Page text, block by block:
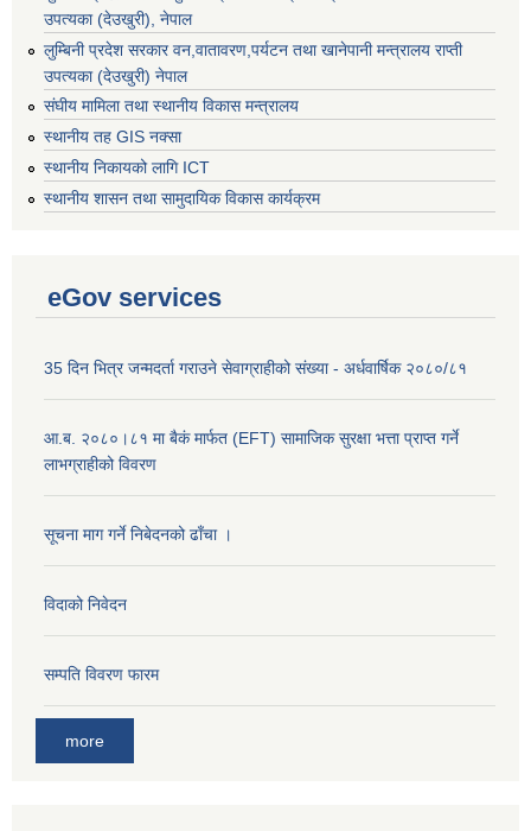
उपत्यका (देउखुरी), नेपाल
लुम्बिनी प्रदेश सरकार वन,वातावरण,पर्यटन तथा खानेपानी मन्त्रालय राप्ती
उपत्यका (देउखुरी) नेपाल
संघीय मामिला तथा स्थानीय विकास मन्त्रालय
स्थानीय तह GIS नक्सा
स्थानीय निकायको लागि ICT
स्थानीय शासन तथा सामुदायिक विकास कार्यक्रम
eGov services
35 दिन भित्र जन्मदर्ता गराउने सेवाग्राहीको संख्या - अर्धवार्षिक २०८०/८१
आ.ब. २०८०।८१ मा बैकं मार्फत (EFT) सामाजिक सुरक्षा भत्ता प्राप्त गर्ने
लाभग्राहीको विवरण
सूचना माग गर्ने निबेदनको ढाँचा ।
विदाको निवेदन
सम्पति विवरण फारम
more